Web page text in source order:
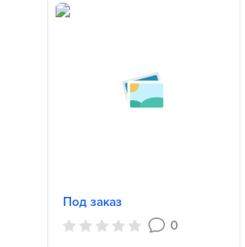
Под заказ
0